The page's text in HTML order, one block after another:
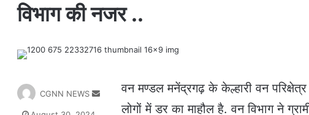
विभाग की नजर ..
वन मण्डल मनेंद्रगढ़ के केल्हारी वन
लोगों में डर का माहौल है. वन विभाग ने
CGNN NEWS